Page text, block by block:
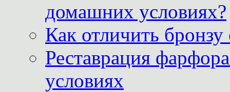
домашних условиях?
Как отличить
Реставрация
условиях